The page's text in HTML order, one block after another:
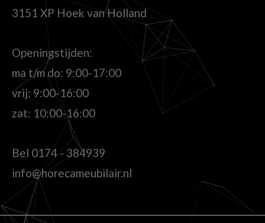
3151 XP Hoek van Holland
Openingstijden:
ma t/m do: 9:00-17:00
vrij: 9:00-16:00
zat: 10:00-16:00
Bel 0174 - 384939
info@horecameubilair.nl